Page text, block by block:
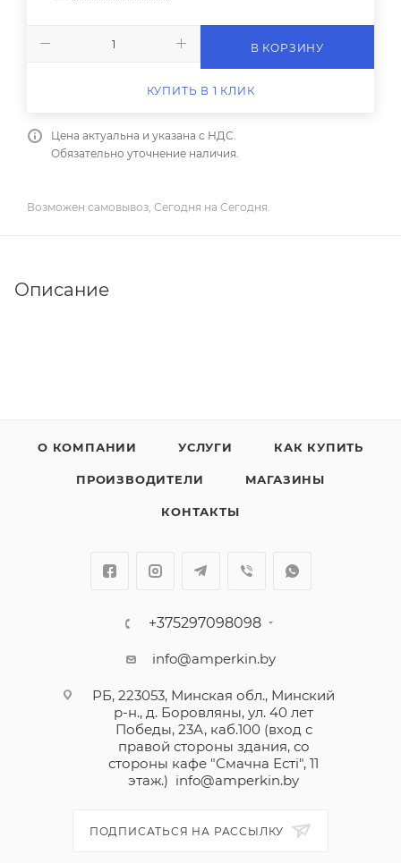
В КОРЗИНУ
КУПИТЬ В 1 КЛИК
Цена актуальна и указана с НДС.
Обязательно уточнение наличия.
Возможен самовывоз, Сегодня на Сегодня.
Описание
О КОМПАНИИ УСЛУГИ КАК КУПИТЬ
ПРОИЗВОДИТЕЛИ МАГАЗИНЫ
КОНТАКТЫ
+375297098098
info@amperkin.by
РБ, 223053, Минская обл., Минский
р-н., д. Боровляны, ул. 40 лет
Победы, 23А, каб.100 (вход с
правой стороны здания, со
стороны кафе "Смачна Естi", 11
этаж.) info@amperkin.by
ПОДПИСАТЬСЯ НА РАССЫЛКУ